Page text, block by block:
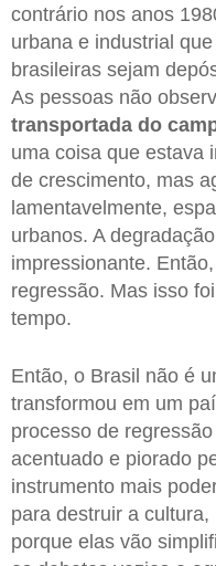
contrário nos anos
urbana e industrial
brasileiras sejam
As pessoas não
transportada do
uma coisa que estava
de crescimento, mas
lamentavelmente,
urbanos. A
impressionante.
regressão. Mas isso
tempo.
Então, o Brasil não é
transformou em um
processo de
acentuado e piorado
instrumento mais
para destruir a
porque elas vão